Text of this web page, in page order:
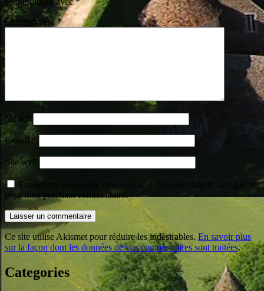
Commentaire*
Nom
E-mail*
Site web
Enregistrer mon nom, mon e-mail et mon site dans le navigateur
pour mon prochain commentaire.
Ce site utilise Akismet pour réduire les indésirables. En savoir plus
sur la façon dont les données de vos commentaires sont traitées.
Categories